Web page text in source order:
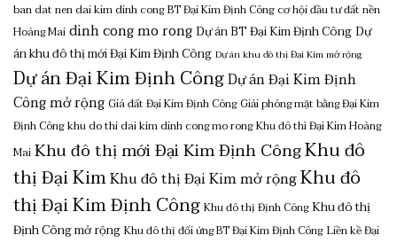
ban dat nen dai kim dinh congBT Đại Kim Định Công cơ hội đầu tư đất nền
Hoàng Maidinh cong mo rongDự án BT Đại Kim Định CôngDự
án khu đô thị mới Đại Kim Định Công Dự án khu đô thị Đại Kim mở rộng
Dự án Đại Kim Định CôngDự án Đại Kim Định
Công mở rộngGiá đất Đại Kim Định CôngGiải phóng mặt bằng Đại Kim
Định Côngkhu do thi dai kim dinh cong mo rongKhu đô thì Đại Kim Hoàng
MaiKhu đô thị mới Đại Kim Định CôngKhu đô
thị Đại KimKhu đô thị Đại Kim mở rộngKhu đô
thị Đại Kim Định CôngKhu đô thị Định CôngKhu đô thị
Định Công mở rộngKhu đô thị đối ứng BT Đại Kim Định Công Liền kề Đại